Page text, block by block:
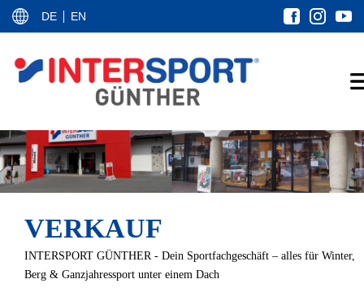
DE EN
VERKAUF
INTERSPORT GÜNTHER - Dein Sportfachgeschäft – alles für Winter,
Berg & Ganzjahressport unter einem Dach